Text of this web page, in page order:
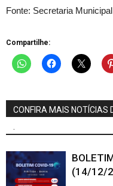
Fonte: Secretaria
Compartilhe:
CONFIRA MAIS NOTÍCIAS
(14/12/